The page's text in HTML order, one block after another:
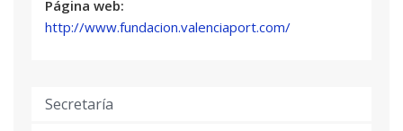
Jose Juan Agudo Pereira
sector
Página web:
http://www.fundacion.valenciaport.com/
Secretaría